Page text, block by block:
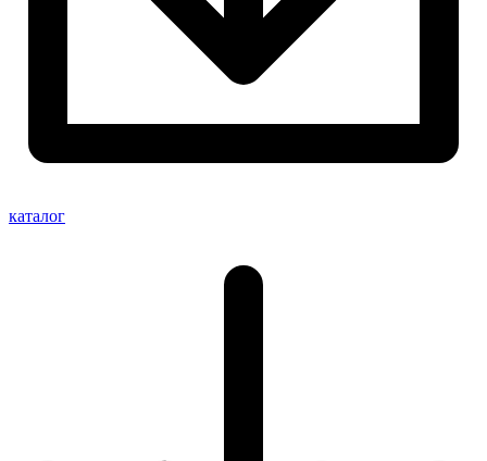
каталог